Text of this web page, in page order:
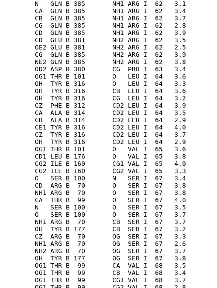
N   GLN B 385       NH1 ARG I  62   3.1
CA  GLN B 385       NH1 ARG I  62   3.4
CB  GLN B 385       NH1 ARG I  62   3.7
CG  GLN B 385       NH1 ARG I  62   2.8
CD  GLN B 385       NH1 ARG I  62   3.9
CD  GLU B 381       NH2 ARG I  62   3.5
OE2 GLU B 381       NH2 ARG I  62   2.5
CG  GLN B 385       NH2 ARG I  62   3.9
NE2 GLN B 385       NH2 ARG I  62   3.8
OD2 ASP B 380       CG  PRO I  63   3.4
OG1 THR B 101       O   LEU I  64   3.6
OH  TYR B 316       O   LEU I  64   3.3
OH  TYR B 316       CB  LEU I  64   3.6
OH  TYR B 316       CG  LEU I  64   3.2
CZ  PHE B 312       CD2 LEU I  64   3.9
CA  ALA B 314       CD2 LEU I  64   3.5
CB  ALA B 314       CD2 LEU I  64   2.9
CE1 TYR B 316       CD2 LEU I  64   4.0
CZ  TYR B 316       CD2 LEU I  64   3.7
OH  TYR B 316       CD2 LEU I  64   2.9
OG1 THR B 101       O   VAL I  65   3.6
CD1 LEU B 176       O   VAL I  65   3.8
CG2 ILE B 160       CG1 VAL I  65   4.0
CG2 ILE B 160       CG2 VAL I  65   3.3
O   SER B 100       N   SER I  67   3.4
CD  ARG B  70       O   SER I  67   3.8
NH1 ARG B  70       O   SER I  67   3.8
CA  THR B  99       O   SER I  67   4.0
N   SER B 100       O   SER I  67   3.5
O   SER B 100       O   SER I  67   3.7
NH1 ARG B  70       CB  SER I  67   3.7
OH  TYR B 177       CB  SER I  67   3.2
CZ  ARG B  70       OG  SER I  67   3.3
NH1 ARG B  70       OG  SER I  67   2.6
NH2 ARG B  70       OG  SER I  67   3.7
OH  TYR B 177       OG  SER I  67   3.8
OG1 THR B  99       CA  VAL I  68   3.5
OG1 THR B  99       CB  VAL I  68   3.4
OG1 THR B  99       CG1 VAL I  68   3.7